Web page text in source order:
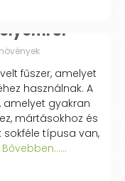
fűszer, amelyet
használnak. A
amelyet gyakran
mártásokhoz és
sokféle típusa van,